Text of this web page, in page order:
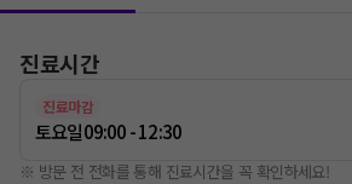
진료시간
진료마감
토요일09:00 - 12:30
※ 방문 전 전화를 통해 진료시간을 꼭 확인하세요!